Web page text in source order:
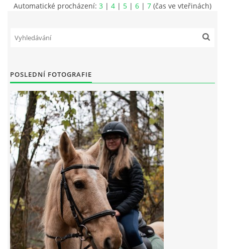
JARNÍ BRIGÁDA 20.5.2023
DNE 17.11.2023 KROUŽEK JEZDECTVÍ NENÍ
DĚKUJEME MĚSTU RYCHVALD ZA DOTACI V ROCE 2023
NABÍZÍME BRIGÁDU U NÁS VE STÁJI. PRO BLIŽŠÍ INFO
VOLEJTE 604265192
DĚKUJEME ZA PODPORU ČESKÉ UNIÍ SPORTU
JARNÍ BRIGÁDA 20.4 2024
Automatické procházení: 3 | 4 | 5 | 6 | 7 (čas ve vteřinách)
POSLEDNÍ FOTOGRAFIE